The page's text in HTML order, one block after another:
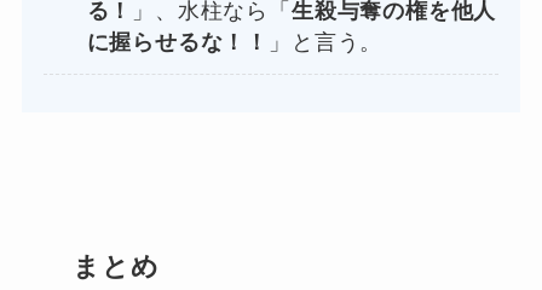
る！
」、水柱なら「 生殺与奪の権を他人
に握らせるな！！
」と言う。
まとめ